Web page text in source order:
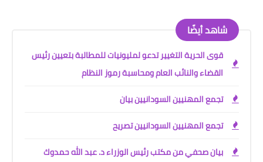
شاهد أيضًا
قوى الحرية التغيير تدعو لمليونيات للمطالبة بتعيين رئيس
القضاء والنائب العام ومحاسبة رموز النظام
تجمع المهنيين السودانيين بيان
تجمع المهنيين السودانيين تصريح
بيان صحفي من مكتب رئيس الوزراء د. عبد الله حمدوك